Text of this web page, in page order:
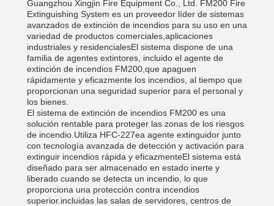
Guangzhou Xingjin Fire Equipment Co., Ltd. FM200 Fire
Extinguishing System es un proveedor líder de sistemas
avanzados de extinción de incendios para su uso en una
variedad de productos comerciales,aplicaciones
industriales y residencialesEl sistema dispone de una
familia de agentes extintores, incluido el agente de
extinción de incendios FM200,que apaguen
rápidamente y eficazmente los incendios, al tiempo que
proporcionan una seguridad superior para el personal y
los bienes.
El sistema de extinción de incendios FM200 es una
solución rentable para proteger las zonas de los riesgos
de incendio.Utiliza HFC-227ea agente extinguidor junto
con tecnología avanzada de detección y activación para
extinguir incendios rápida y eficazmenteEl sistema está
diseñado para ser almacenado en estado inerte y
liberado cuando se detecta un incendio, lo que
proporciona una protección contra incendios
superior.incluidas las salas de servidores, centros de